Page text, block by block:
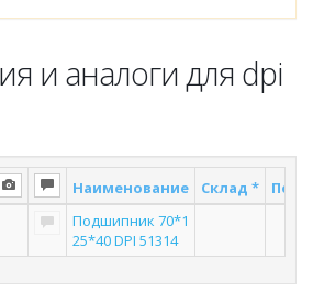
и аналоги для dpi
Наименование Склад *
Подшипник 70*1
25*40 DPI 51314